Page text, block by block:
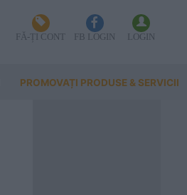
FĂ-ȚI CONT FB LOGIN LOGIN
PROMOVAȚI PRODUSE & SERVICII